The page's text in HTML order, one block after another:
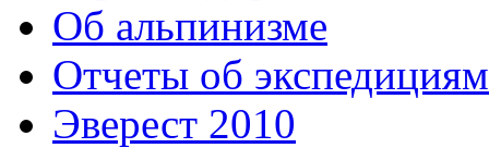
Об альпинизме
Отчеты об экспедициям
Эверест 2010